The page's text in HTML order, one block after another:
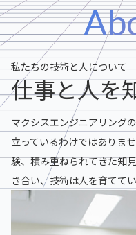
私たちの技術と人について
仕事と人を
マクシスエンジニアリング
立っているわけではありま
験、積み重ねられてきた知
き合い、技術は人を育ててい